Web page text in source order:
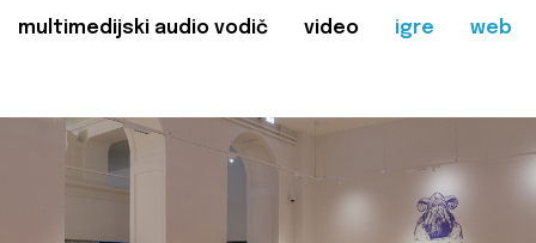
multimedijski audio vodič video igre web